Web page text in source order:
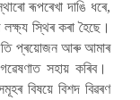
ৰূপৰেখা দাঙি ধৰে,
স্থিৰ কৰা হৈছে।
প্ৰয়োজন আৰু আমাৰ
সহায় কৰিব।
বিষয়ে বিশদ বিৱৰণ